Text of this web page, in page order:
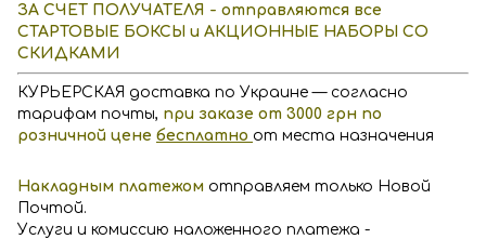
ЗА СЧЕТ ПОЛУЧАТЕЛЯ - отправляются все
СТАРТОВЫЕ БОКСЫ и АКЦИОННЫЕ НАБОРЫ СО
СКИДКАМИ
КУРЬЕРСКАЯ доставка по Украине — согласно
тарифам почты, при заказе от 3000 грн по
розничной цене бесплатно от места назначения
Накладным платежом отправляем только Новой
Почтой.
Услуги и комиссию наложенного платежа -